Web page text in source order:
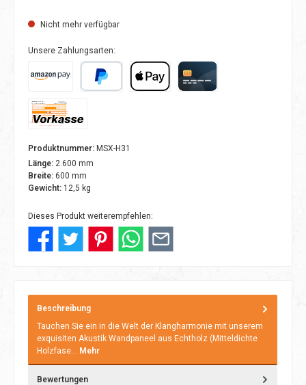
Nicht mehr verfügbar
Unsere Zahlungsarten:
Produktnummer: MSX-H31
Länge: 2.600 mm
Breite: 600 mm
Gewicht: 12,5 kg
Dieses Produkt weiterempfehlen:
Beschreibung
Tauchen Sie ein in die Welt der Klangharmonie mit unserem
exquisiten Akustik Wandpaneel aus Echtholz (Mitteldichte
Holzfase… Mehr
Bewertungen